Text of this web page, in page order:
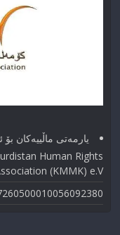
یارمەتی ماڵییەکان
Human Rights
(KMMK) e.V